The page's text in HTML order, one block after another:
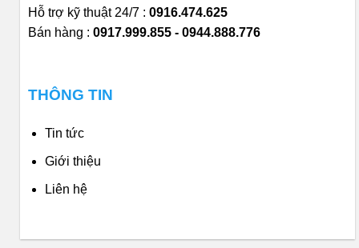
Hỗ trợ kỹ thuật 24/7 : 0916.474.625
Bán hàng : 0917.999.855 - 0944.888.776
THÔNG TIN
Tin tức
Giới thiệu
Liên hệ